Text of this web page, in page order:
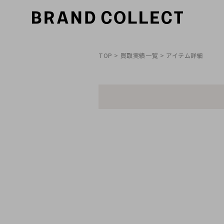
TOP > 買取実績一覧 > アイテム詳細